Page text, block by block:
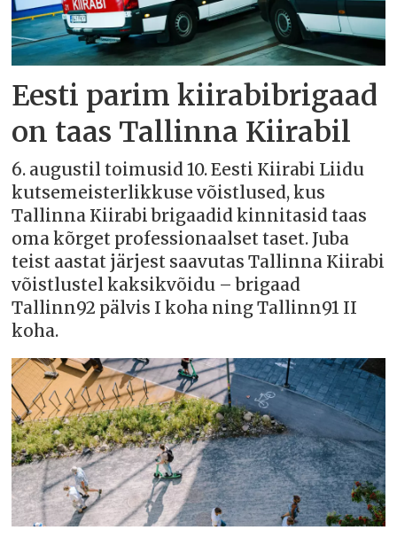
Eesti parim kiirabibrigaad
on taas Tallinna Kiirabil
6. augustil toimusid 10. Eesti Kiirabi Liidu
kutsemeisterlikkuse võistlused, kus
Tallinna Kiirabi brigaadid kinnitasid taas
oma kõrget professionaalset taset. Juba
teist aastat järjest saavutas Tallinna Kiirabi
võistlustel kaksikvõidu – brigaad
Tallinn92 pälvis I koha ning Tallinn91 II
koha.